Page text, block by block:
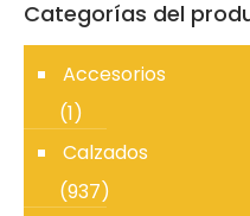
Categorías del
Accesorios
(1)
Calzados
(937)